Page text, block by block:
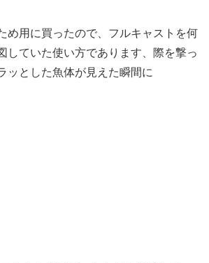
め用に買ったので、フルキャストを何
していた使い方であります、際を撃っ
ッとした魚体が見えた瞬間に